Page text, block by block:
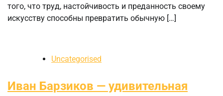
того, что труд, настойчивость и преданность своему
искусству способны превратить обычную […]
Uncategorised
Иван Барзиков — удивительная